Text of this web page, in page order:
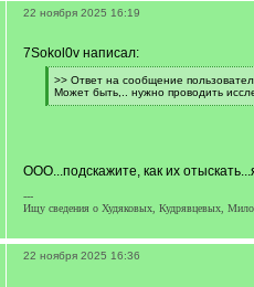
22 ноября 2025 16:19
7Sokol0v написал:
[
q
]
>> Ответ на сообщение
Может быть,.. нужно проводить
[
ООО...подскажите, как их
---
Ищу сведения о Худяковых, Кудрявцевых,
22 ноября 2025 16:36